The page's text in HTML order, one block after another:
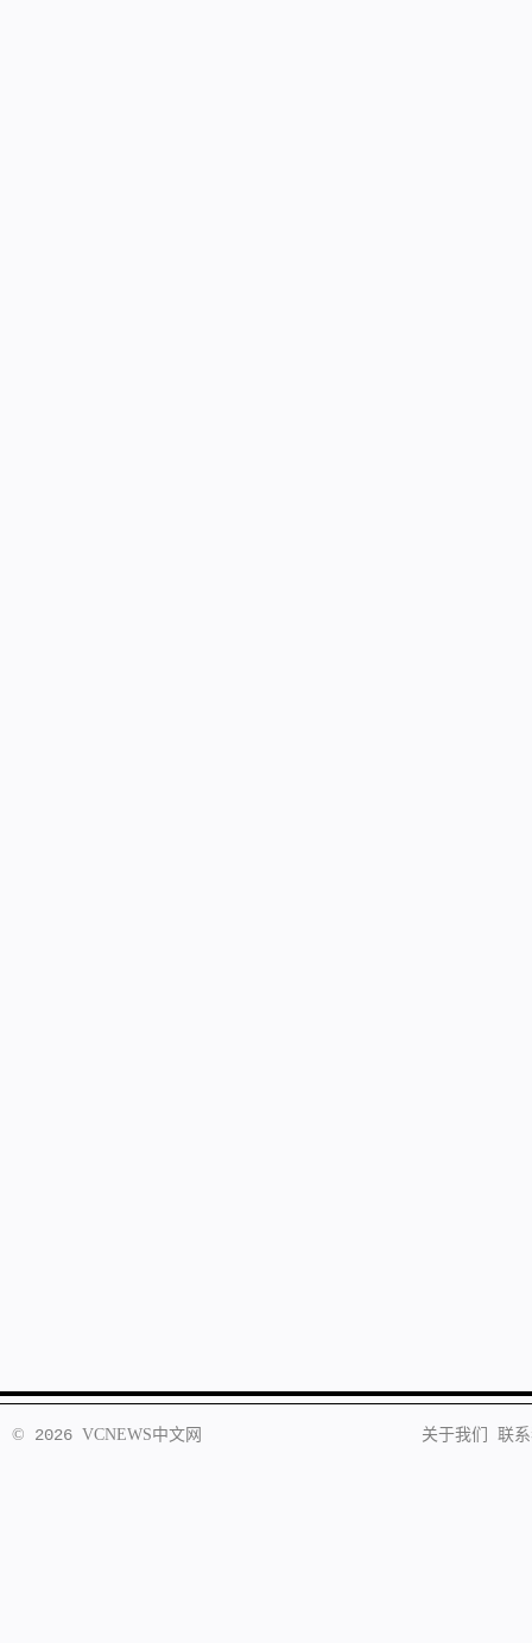
© 2026 VCNEWS中文网 关于我们 联